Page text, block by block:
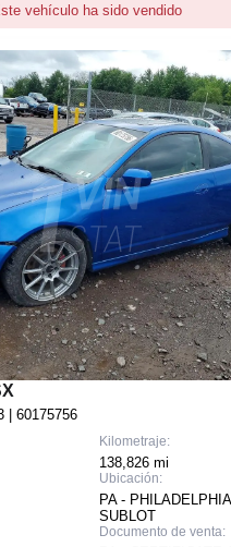
vehículo ha sido vendido
| 60175756
Kilometraje:
138,826 mi
Ubicación:
PA -
SUBLOT
Documento de venta: